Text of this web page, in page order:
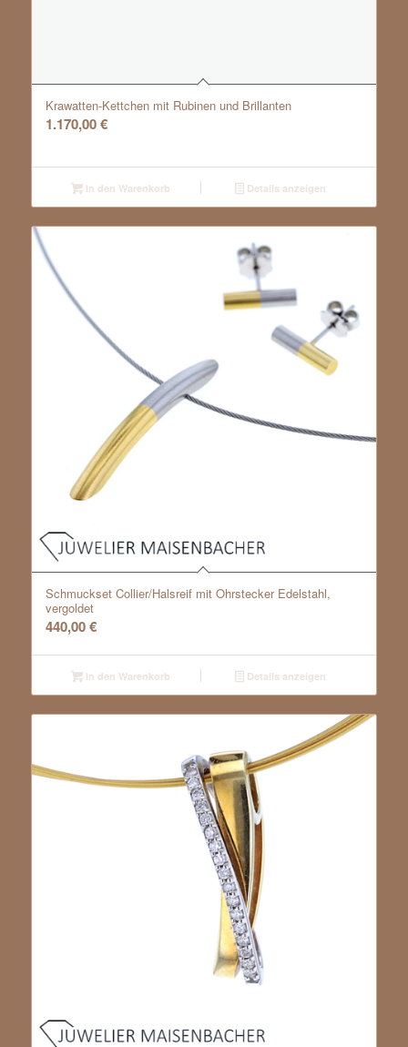
Krawatten-Kettchen mit Rubinen und Brillanten
1.170,00€
In den Warenkorb Details anzeigen
Schmuckset Collier/Halsreif mit Ohrstecker Edelstahl,
vergoldet
440,00€
In den Warenkorb Details anzeigen